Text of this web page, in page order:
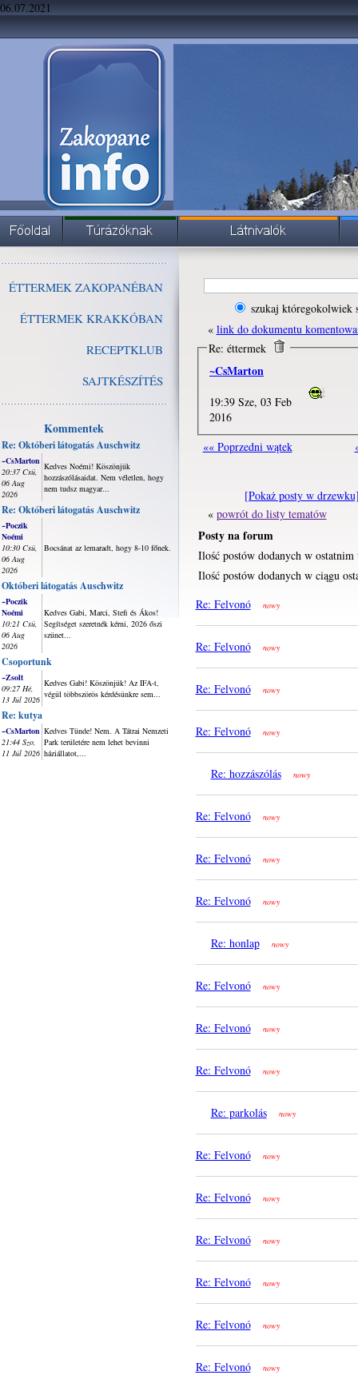
06.07.2021
ÉTTERMEK ZAKOPANÉBAN
ÉTTERMEK KRAKKÓBAN
RECEPTKLUB
SAJTKÉSZÍTÉS
Kommentek
Re: Októberi látogatás Auschwitz
~CsMarton
20:37 Csü,
06 Aug
2026
Kedves Noémi! Köszönjük
hozzászólásaidat. Nem véletlen, hogy
nem tudsz magyar...
Re: Októberi látogatás Auschwitz
~Poczik
Noémi
10:30 Csü,
06 Aug
2026
Bocsánat az lemaradt, hogy 8-10 főnek.
Októberi látogatás Auschwitz
~Poczik
Noémi
10:21 Csü,
06 Aug
2026
Kedves Gabi, Marci, Stefi és Ákos!
Segítséget szeretnék kérni, 2026 őszi
szünet...
Csoportunk
~Zsolt
09:27 Hé,
13 Júl 2026
Kedves Gabi! Köszönjük! Az IFA-t,
végül többszörös kérdésünkre sem...
Re: kutya
~CsMarton
21:44 Szo,
11 Júl 2026
Kedves Tünde! Nem. A Tátrai Nemzeti
Park területére nem lehet bevinni
háziállatot,...
szukaj któregokolwiek
« link do dokumentu
Re: éttermek
~CsMarton
19:39 Sze, 03 Feb
2016
«« Poprzedni wątek
[Pokaż posty w
« powrót do listy tematów
Posty na forum
Ilość postów dodanych w ostatnim
Ilość postów dodanych w ciągu
Re: Felvonó
nowy
Re: Felvonó nowy
Re: Felvonó nowy
Re: Felvonó nowy
Re: hozzászólás nowy
Re: Felvonó nowy
Re: Felvonó nowy
Re: Felvonó nowy
Re: honlap nowy
Re: Felvonó nowy
Re: Felvonó nowy
Re: Felvonó nowy
Re: parkolás nowy
Re: Felvonó nowy
Re: Felvonó nowy
Re: Felvonó nowy
Re: Felvonó nowy
Re: Felvonó nowy
Re: Felvonó nowy